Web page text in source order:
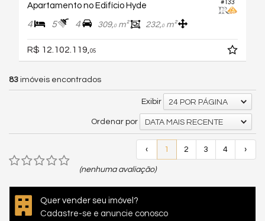
#133
Apartamento no Edifício Hyde
4 5 4 309,0m² 232,0m²
R$ 12.102.119, 05
83 imóveis encontrados
Exibir 24 POR PÁGINA
Ordenar por DATA MAIS RECENTE
‹ 1 2 3 4 ›
(nenhuma avaliação)
Quer vender seu imóvel?
Cadastre-se e anuncie conosco